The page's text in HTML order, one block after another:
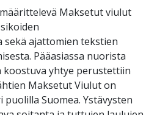
Maksetut viulut
sekä ajattomien tekstien
Pääasiassa nuorista
koostuva yhtye perustettiin
Maksetut Viulut on
Suomea. Ystävysten